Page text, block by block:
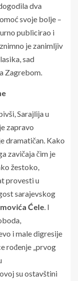
dva
svoje bolje –
publicirao i
je zanimljiv
sad
Zagrebom.
Sarajlija u
zapravo
dramatičan. Kako
zavičaja čim je
žestoko,
provesti u
sarajevskog
Ćele. I
i male digresije
rođenje „prvog
su ostavštini